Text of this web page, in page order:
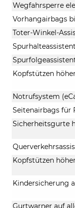
Wegfahrsperre
Vorhangairbags
Toter-Winkel-
Kopfstützen
Notrufsystem
Seitenairbags für
Sicherheitsgurte
Kopfstützen
Kindersicherung
Gurtwarner auf